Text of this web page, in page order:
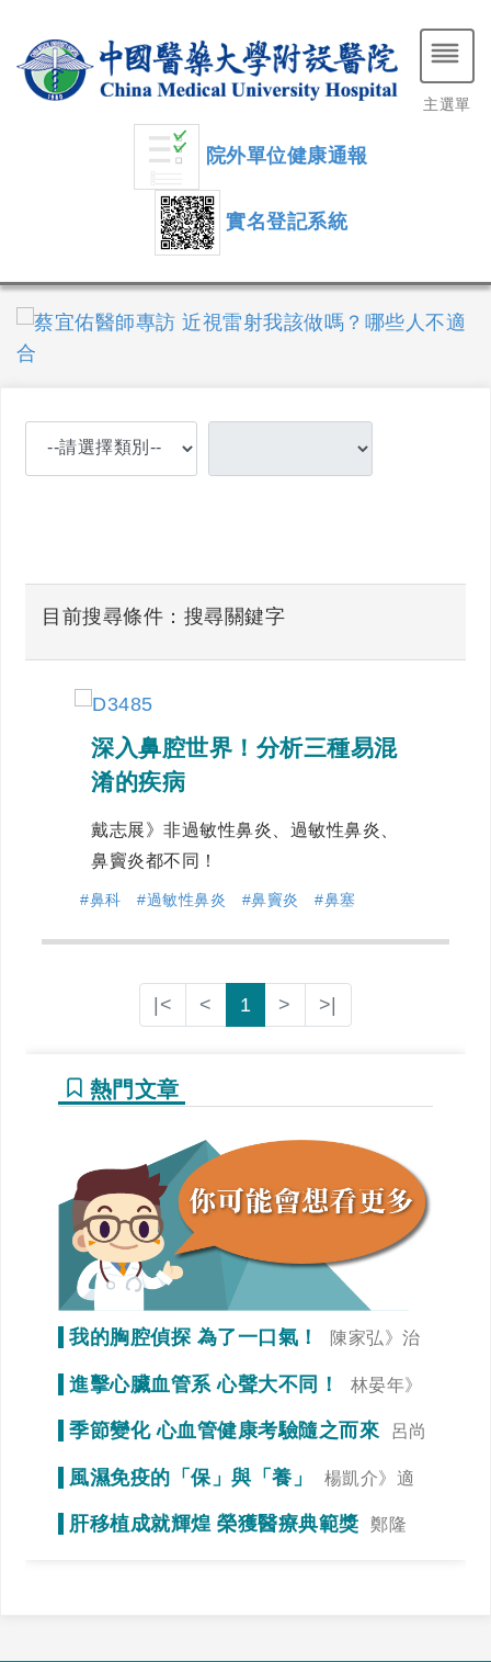
院外單位健康通報
實名登記系統
主選單
目前搜尋條件：搜尋關鍵字
深入鼻腔世界！分析三種易混
淆的疾病
戴志展》非過敏性鼻炎、過敏性鼻炎、
鼻竇炎都不同！
#鼻科 #過敏性鼻炎 #鼻竇炎 #鼻塞
|< < 1 > >|
熱門文章
我的胸腔偵探 為了一口氣！
陳家弘》治
療是為了未來生活品質
進擊心臟血管系 心聲大不同！
林晏年》
調整生活習慣「心」事就變少！
季節變化 心血管健康考驗隨之而來
呂尚
風濕免疫的「保」與「養」
楊凱介》適
當運動，達到調整免疫力的效果
肝移植成就輝煌 榮獲醫療典範獎
鄭隆